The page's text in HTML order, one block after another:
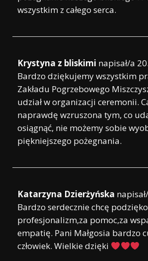
wszystkim z całego serca.
Krystyna z bliskimi napisał/a
Bardzo dziękujemy wszystkim
Zakładu Pogrzebowego
udział w organizacji ceremonii.
naprawdę wzruszona tym, co
osiągnąć, nie możemy sobie
piękniejszego pożegnania.
Katarzyna Dzierżyńska
Bardzo serdecznie chcę
profesjonalizm,za pomoc,za
empatię. Pani Małgosia bardzo
człowiek. Wielkie dzięki